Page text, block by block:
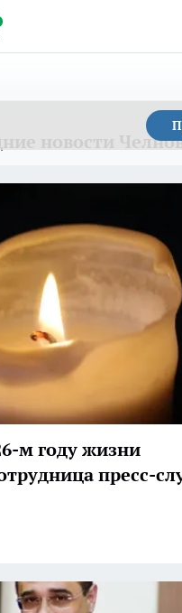
новости
м году жизни
пресс-